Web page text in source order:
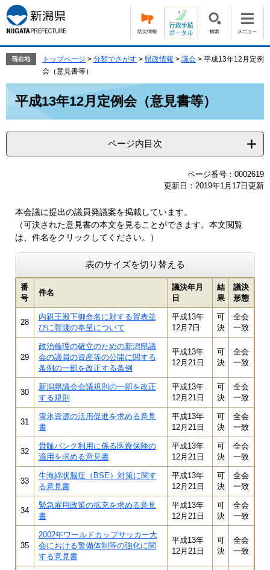
ー
ジ
の
で
す。
ニ
ュ
ー
ば
本
文
現在地 トップページ > 分類でさがす > 県政情報 > 議会 > 平成13年12月定例
会（意見書等）
平成13年12月定例会（意見書等）
ページ内目次
ページ番号：0002619
更新日：2019年1月17日更新
本会議に提出の議員発議案を掲載しています。
（可決された意見書の本文を見ることができます。本文閲覧
は、件名をクリックしてください。）
表のサイズを切り替える
番
号
件名
議決年月
日
結
果
議決
形態
28
内親王殿下御命名に対する賀表並
びに賀牋の奉呈について
平成13年
12月7日
可
決
全会
一致
29
政治倫理の確立のための新潟県議
会の議員の資産等の公開に関する
条例の一部を改正する条例
平成13年
12月21日
可
決
全会
一致
30
新潟県議会会議規則の一部を改正
する規則
平成13年
12月21日
可
決
全会
一致
31
雪氷資源の活用促進を求める意見
書
平成13年
12月21日
可
決
全会
一致
32
骨髄バンク利用に係る医療保険の
適用を求める意見書
平成13年
12月21日
可
決
全会
一致
33
牛海綿状脳症（BSE）対策に関す
る意見書
平成13年
12月21日
可
決
全会
一致
34
緊急雇用政策の拡充を求める意見
書
平成13年
12月21日
可
決
全会
一致
35
2002年ワールドカップサッカー大
会における警備体制等の強化に関
する意見書
平成13年
12月21日
可
決
全会
一致